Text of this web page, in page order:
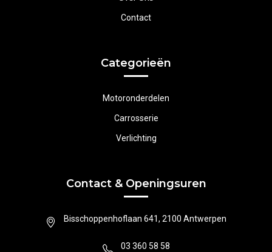
Contact
Categorieën
Motoronderdelen
Carrosserie
Verlichting
Contact & Openingsuren
Bisschoppenhoflaan 641, 2100 Antwerpen
03 360 58 58